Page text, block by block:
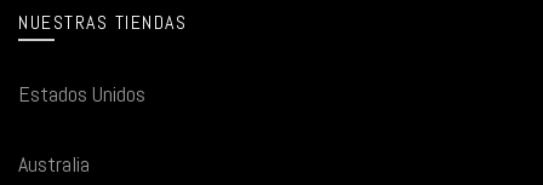
NUESTRAS TIENDAS
Estados Unidos
Australia